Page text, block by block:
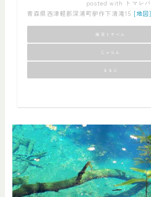
posted with
トマレバ
青森県西津軽郡深浦町舮作下清滝15 [地図]
楽天トラベル
じゃらん
るるぶ